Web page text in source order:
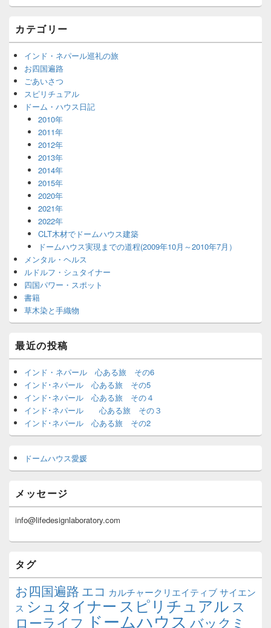
カテゴリー
インド・ネパール巡礼の旅
お四国遍路
ごあいさつ
スピリチュアル
ドーム・ハウス日記
2010年
2011年
2012年
2013年
2014年
2015年
2020年
2021年
2022年
CLT木材でドームハウス建築
ドームハウス実現までの道程(2009年10月～2010年7月）
メンタル・ヘルス
ルドルフ・シュタイナー
四国パワー・スポット
書籍
草木染と手織物
最近の投稿
インド・ネパール 心ある旅 その6
インド･ネパール 心ある旅 その5
インド･ネパール 心ある旅 その４
インド･ネパール 心ある旅 その３
インド･ネパール 心ある旅 その2
ドームハウス愛媛
メッセージ
info@lifedesignlaboratory.com
タグ
お四国遍路 エコ カルチャークリエイティブサイエン
ス シュタイナー スピリチュアル ス
ローライフ ドームハウス バックミ